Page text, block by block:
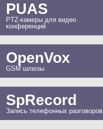
PUAS
PTZ-камеры для видео
конференций
OpenVox
GSM шлюзы
SpRecord
Запись телефонных разговоров